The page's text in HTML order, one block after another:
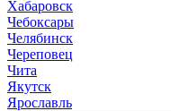
Хабаровск
Чебоксары
Челябинск
Череповец
Чита
Якутск
Ярославль